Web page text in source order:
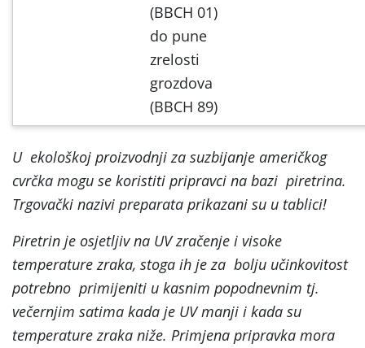
(BBCH 01)
do pune
zrelosti
grozdova
(BBCH 89)
U ekološkoj proizvodnji za suzbijanje američkog
cvrčka mogu se koristiti pripravci na bazi piretrina.
Trgovački nazivi preparata prikazani su u tablici!
Piretrin je osjetljiv na UV zračenje i visoke
temperature zraka, stoga ih je za bolju učinkovitost
potrebno primijeniti u kasnim popodnevnim tj.
večernjim satima kada je UV manji i kada su
temperature zraka niže. Primjena pripravka mora